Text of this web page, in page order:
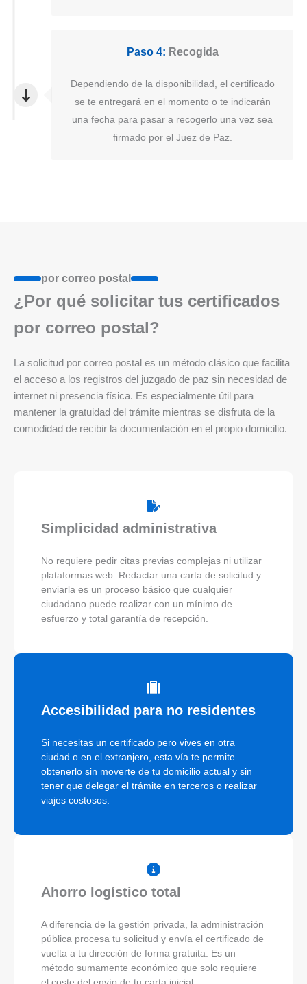
Paso 4: Recogida
Dependiendo de la disponibilidad, el certificado
se te entregará en el momento o te indicarán
una fecha para pasar a recogerlo una vez sea
firmado por el Juez de Paz.
por correo postal
¿Por qué solicitar tus certificados
por correo postal?
La solicitud por correo postal es un método clásico que facilita
el acceso a los registros del juzgado de paz sin necesidad de
internet ni presencia física. Es especialmente útil para
mantener la gratuidad del trámite mientras se disfruta de la
comodidad de recibir la documentación en el propio domicilio.
Simplicidad administrativa
No requiere pedir citas previas complejas ni utilizar
plataformas web. Redactar una carta de solicitud y
enviarla es un proceso básico que cualquier
ciudadano puede realizar con un mínimo de
esfuerzo y total garantía de recepción.
Accesibilidad para no residentes
Si necesitas un certificado pero vives en otra
ciudad o en el extranjero, esta vía te permite
obtenerlo sin moverte de tu domicilio actual y sin
tener que delegar el trámite en terceros o realizar
viajes costosos.
Ahorro logístico total
A diferencia de la gestión privada, la administración
pública procesa tu solicitud y envía el certificado de
vuelta a tu dirección de forma gratuita. Es un
método sumamente económico que solo requiere